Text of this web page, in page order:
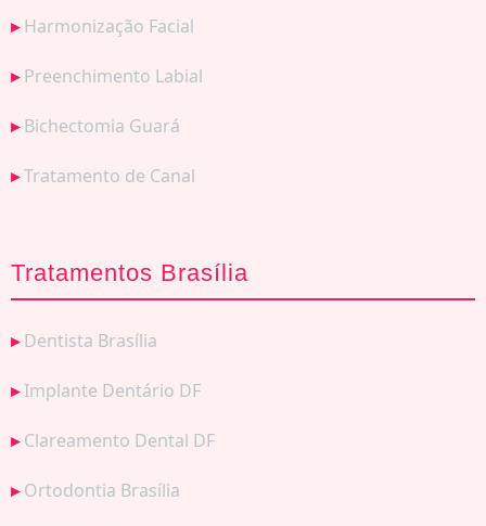
Harmonização Facial
Preenchimento Labial
Bichectomia Guará
Tratamento de Canal
Tratamentos Brasília
Dentista Brasília
Implante Dentário DF
Clareamento Dental DF
Ortodontia Brasília